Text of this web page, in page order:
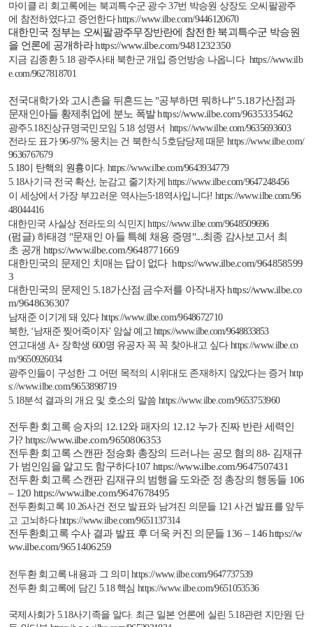
마이클 리 회고록에는 북괴특수군 광수 37번 박승원 상장도 오씨팔광주
에 참전하였다고 증언한다 https://www.ilbe.com/9446120670
대한민국 정부는 오씨팔광주무장반란에 참전한 북괴특수군 박승원
을 언론에 공개하라 https://www.ilbe.com/9481232350
지금 김종환5.18 광주사태 북한군 개입 증언방송 나옵니다 https://www.ilb
e.com/9627818701
전국대학가와 고시촌을 뒤흔드는"공부하면 뭐하냐" 5.18가산점과
문재인아들 황제취업에 분노 폭발 https://www.ilbe.com/9635335462
광주5.18진상규명국민모임 5.18 성명서 https://www.ilbe.com/9635693603
전라도 표가 96-97% 뭉치는 건 북한식 5호담당제 때문 https://www.ilbe.com/
9636767679
5.18이 탄핵의 원흉이다. https://www.ilbe.com/9643934779
5.18사기극 전국 확산, 눈감고 줄기차게 https://www.ilbe.com/9647248456
이 세상에서 가장 부끄러운 역사는5⋅18역사입니다! https://www.ilbe.com/96
48044416
대한민국 사실상 전라도의 식민지 https://www.ilbe.com/9648509696
(펌글)하태경 "문재인 아들 특혜 채용 증명"...최종 감사보고서 최
초 공개 https://www.ilbe.com/9648771669
대한민국의 문제인 치매는 답이 없다 https://www.ilbe.com/964858599
3
대한민국의 문제인
5.18가산점 금수저를 아작내자 https://www.ilbe.co
m/9648636307
남재준 이기게 돼 있다 https://www.ilbe.com/9648672710
북한, ‘남재준 찢어죽이자’ 암살 예고 https://www.ilbe.com/9648833853
연고대생 A+ 장학생 600명 유공자 꼭 꼭 찾아내고 싶다 https://www.ilbe.co
m/9650926034
광주인들이 구성한 그 어떤 목적의 시위대도 존재하지 않았다는 증거 http
s://www.ilbe.com/9653898719
5.18분석 결과의 개요 및 호소의 말씀 https://www.ilbe.com/9653753960
전두환 회고록 승자의 12.12와 패자의 12.12 누가 진짜 반란 세력인
가? https://www.ilbe.com/9650806353
전두환 회고록 스캔판 정승화 총장의 드러나는 공모 혐의88- 김재규
가 범인임을 알고도 함구하다107 https://www.ilbe.com/9647507431
전두환 회고록 스캔판 김재규의 범행을 도와준 정 총장의 행동들 106
– 120 https://www.ilbe.com/9647678495
전두환회고록10.26사건 전모 발표와 남겨진 의문들 121사건 발표를 앞두
고 고뇌하다 https://www.ilbe.com/9651137314
전두환회고록 수사 결과 발표 후 더욱 커진 의문들 136 – 146 https://w
ww.ilbe.com/9651406259
전두환 회고록 내용과 그 의미 https://www.ilbe.com/9647737539
전두환 회고록에 담긴 5.18 핵심 https://www.ilbe.com/9651053536
국제사회가5.18사기족을 알다. 최근 일본 언론에 실린 5.18관련 지만원 단